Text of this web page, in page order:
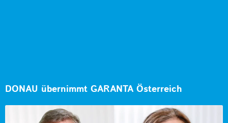
DONAU übernimmt GARANTA Österreich